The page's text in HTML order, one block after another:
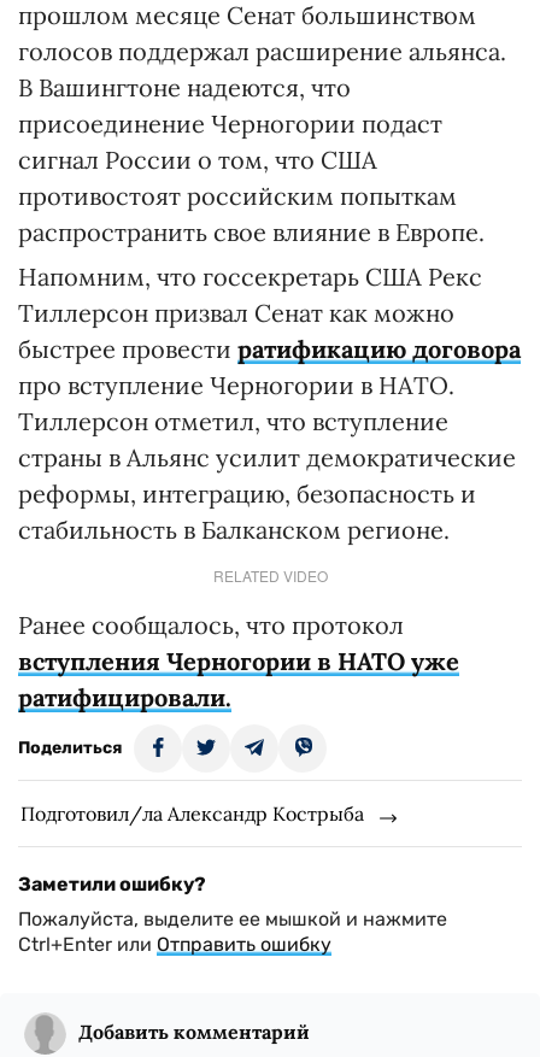
прошлом месяце Сенат большинством
голосов поддержал расширение альянса.
В Вашингтоне надеются, что
присоединение Черногории подаст
сигнал России о том, что США
противостоят российским попыткам
распространить свое влияние в Европе.
Напомним, что госсекретарь США Рекс
Тиллерсон призвал Сенат как можно
быстрее провести ратификацию договора
про вступление Черногории в НАТО.
Тиллерсон отметил, что вступление
страны в Альянс усилит демократические
реформы, интеграцию, безопасность и
стабильность в Балканском регионе.
RELATED VIDEO
Ранее сообщалось, что протокол
вступления Черногории в НАТО уже
ратифицировали.
Поделиться
Подготовил/ла Александр Кострыба
Заметили ошибку?
Пожалуйста, выделите ее мышкой и нажмите
Ctrl+Enter или Отправить ошибку
Добавить комментарий